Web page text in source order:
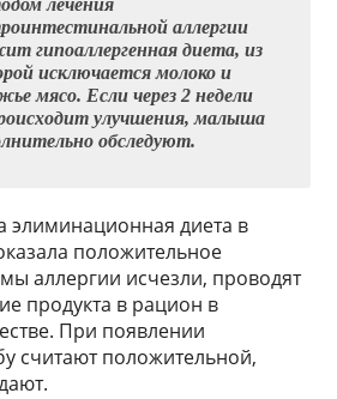
лечения
аллергии
гипоаллергенная диета, из
исключается молоко и
мясо. Если через 2 недели
улучшения, малыша
обследуют.
элиминационная диета в
положительное
аллергии исчезли, проводят
продукта в рацион в
При появлении
считают положительной,